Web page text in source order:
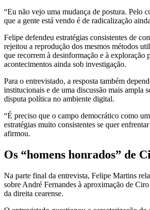
“Eu não vejo uma mudança de postura. Pelo
que a gente está vendo é de radicalização
Felipe defendeu estratégias consistentes de
rejeitou a reprodução dos mesmos métodos
que recorrem à desinformação e à exploração
acontecimentos ainda sob investigação.
Para o entrevistado, a resposta também
institucionais e de uma discussão mais ampla
disputa política no ambiente digital.
“É preciso que o campo democrático como
estratégias muito consistentes se quer
afirmou.
Os “homens honrados” de
Na parte final da entrevista, Felipe Martins
sobre André Fernandes à aproximação de
da direita cearense.